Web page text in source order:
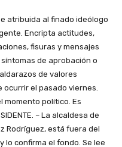
atribuida al finado ideólogo
Encripta actitudes,
fisuras y mensajes
de aprobación o
de valores
ocurrir el pasado viernes.
momento político. Es
– La alcaldesa de
Rodríguez, está fuera del
lo confirma el fondo. Se lee